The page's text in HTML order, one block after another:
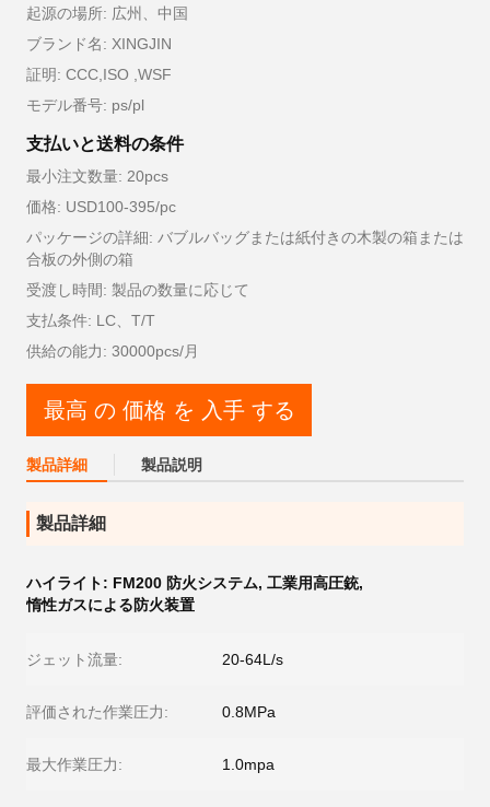
起源の場所: 広州、中国
ブランド名: XINGJIN
証明: CCC,ISO ,WSF
モデル番号: ps/pl
支払いと送料の条件
最小注文数量: 20pcs
価格: USD100-395/pc
パッケージの詳細: バブルバッグまたは紙付きの木製の箱または
合板の外側の箱
受渡し時間: 製品の数量に応じて
支払条件: LC、T/T
供給の能力: 30000pcs/月
最高 の 価格 を 入手 する
製品詳細 製品説明
製品詳細
ハイライト: FM200 防火システム, 工業用高圧銃,
惰性ガスによる防火装置
ジェット流量: 20-64L/s
評価された作業圧力: 0.8MPa
最大作業圧力: 1.0mpa